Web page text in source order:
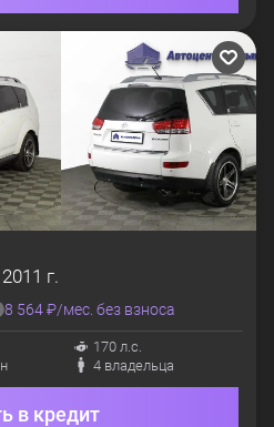
2011 г.
8 564 ₽/мес. без взноса
170 л.с.
4 владельца
в кредит